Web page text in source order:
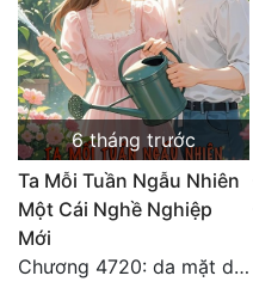
Đông Phương
Đông Phương Huyền Huyễn
Đồng Nhân
Cẩu Đạo Trường Sinh
Ngự Thú
6 tháng trước
Ta Mỗi Tuần Ngẫu Nhiên
Một Cái Nghề Nghiệp
Mới
Chương 4720: da mặt dày